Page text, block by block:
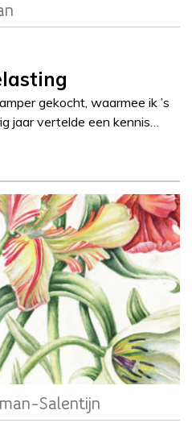
gekocht, waarmee ik ’s
jaar vertelde een kennis…
Brinkman-Salentijn
Salentijn